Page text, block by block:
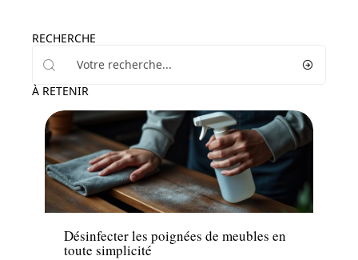
RECHERCHE
À RETENIR
Maison
Désinfecter les poignées de meubles en
toute simplicité